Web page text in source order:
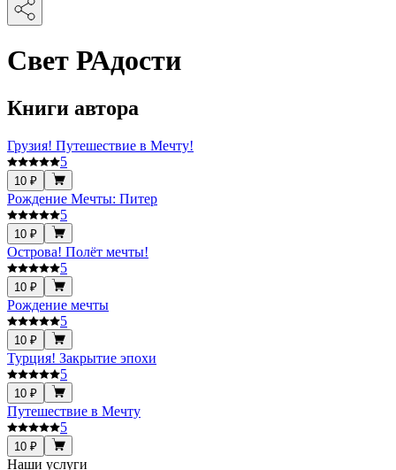
Свет РАдости
Книги автора
Грузия! Путешествие в Мечту!
5
10 ₽
Рождение Мечты: Питер
5
10 ₽
Острова! Полёт мечты!
5
10 ₽
Рождение мечты
5
10 ₽
Турция! Закрытие эпохи
5
10 ₽
Путешествие в Мечту
5
10 ₽
Наши услуги